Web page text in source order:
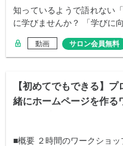
知っているようで語れない
に学びませんか？ 「学びに
動画 サロン会員無料
【初めてでもできる】プ
緒にホームページを作る
■概要 ２時間のワークショ